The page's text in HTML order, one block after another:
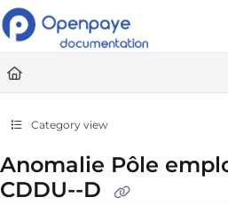
Documentation Index
Fetch the complete documentation index
Use this file to discover all available pages
Category view
Anomalie Pôle
CDDU--D